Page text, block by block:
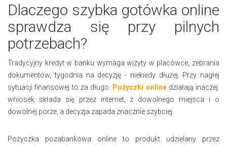
Dlaczego szybka gotówka online
sprawdza się przy pilnych
potrzebach?
Tradycyjny kredyt w banku wymaga wizyty w placówce, zebrania
dokumentów, tygodnia na decyzję - niekiedy dłużej. Przy nagłej
sytuacji finansowej to za długo.
Pożyczki onlinedziałają inaczej:
wniosek składa się przez internet, z dowolnego miejsca i o
dowolnej porze, a decyzja zapada znacznie szybciej.
Pożyczka pozabankowa online to produkt udzielany przez